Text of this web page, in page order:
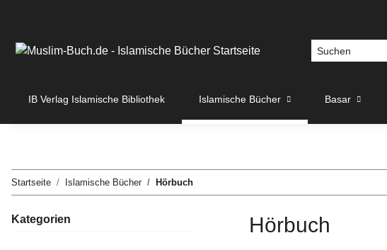
IB Verlag Islamische Bibliothek Islamische Bücher Basar
Startseite Islamische Bücher Hörbuch
Hörbuch
Kategorien